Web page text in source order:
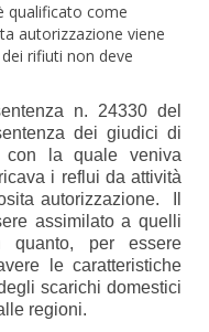
qualificato come
autorizzazione viene
rifiuti non deve
n. 24330 del
dei giudici di
con la quale veniva
i reflui da attività
autorizzazione. Il
assimilato a quelli
quanto, per essere
le caratteristiche
scarichi domestici
regioni.